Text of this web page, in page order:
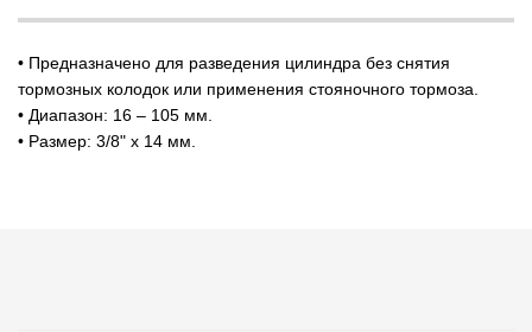
• Предназначено для разведения цилиндра без снятия
тормозных колодок или применения стояночного тормоза.
• Диапазон: 16 – 105 мм.
• Размер: 3/8" х 14 мм.